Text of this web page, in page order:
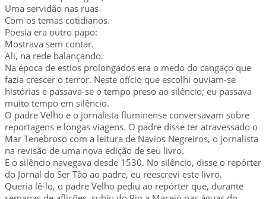
Uma servidão nas ruas
Com os temas cotidianos.
Poesia era outro papo:
Mostrava sem contar.
Ali, na rede balançando.
Na época de estios prolongados era o medo do cangaço que
fazia crescer o terror. Neste ofício que escolhi ouviam-se
histórias e passava-se o tempo preso ao silêncio; eu passava
muito tempo em silêncio.
O padre Velho e o jornalista fluminense conversavam sobre
reportagens e longas viagens. O padre disse ter atravessado o
Mar Tenebroso com a leitura de Navios Negreiros, o jornalista
na revisão de uma nova edição de seu livro.
E o silêncio navegava desde 1530. No silêncio, disse o repórter
do Jornal do Ser Tão ao padre, eu reescrevi este livro.
Queria lê-lo, o padre Velho pediu ao repórter que, durante